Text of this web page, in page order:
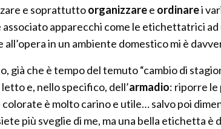
e soprattuttoorganizzaree ordinarei
associato apparecchi come le etichettatrici
all’opera in un ambiente domestico mi è
già che è tempo del temuto “cambio di
e, nello specifico, dell’armadio: riporre le
è molto carino e utile… salvo poi
più sveglie di me, ma una bella etichetta è